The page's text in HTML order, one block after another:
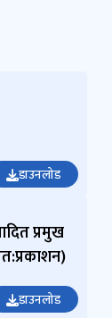
डाउनलोड
प्रमुख
डाउनलोड